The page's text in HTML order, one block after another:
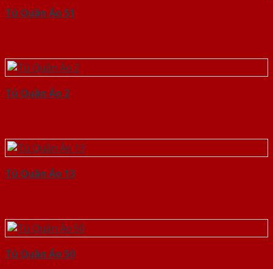
Tủ Quần Áo 51
Tủ Quần Áo 2
Tủ Quần Áo 13
Tủ Quần Áo 50